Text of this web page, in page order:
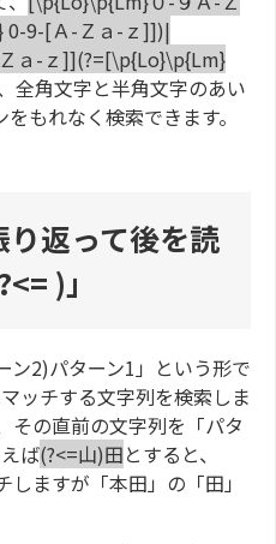
0-9-[Ａ-Ｚａ-ｚ]])|
ａ-ｚ]](?=[\p{Lo}\p{Lm}
全角文字と半角文字のあい
もれなく検索できます。
返って後を読
)」
ン2)パターン1」という形で
ッチする文字列を検索しま
その直前の文字列を「パタ
ば(?<=山)田とすると、
しますが「本田」の「田」